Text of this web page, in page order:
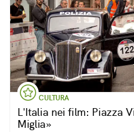
CULTURA
L'Italia nei film: Piazza
Miglia»